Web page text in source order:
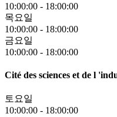
10:00:00 - 18:00:00
목요일
10:00:00 - 18:00:00
금요일
10:00:00 - 18:00:00
Cité des sciences et de l
토요일
10:00:00 - 18:00:00